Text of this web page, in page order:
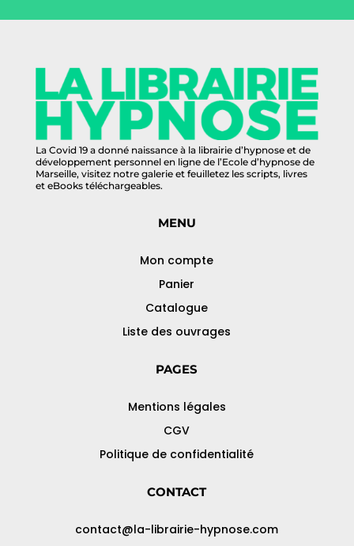
La Covid 19 a donné naissance à la librairie d’hypnose et de
développement personnel en ligne de l’Ecole d’hypnose de
Marseille, visitez notre galerie et feuilletez les scripts, livres
et eBooks téléchargeables.
MENU
Mon compte
Panier
Catalogue
Liste des ouvrages
PAGES
Mentions légales
CGV
Politique de confidentialité
CONTACT
contact@la-librairie-hypnose.com